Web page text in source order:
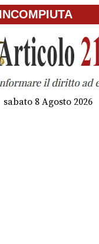
sabato 8 Agosto 2026